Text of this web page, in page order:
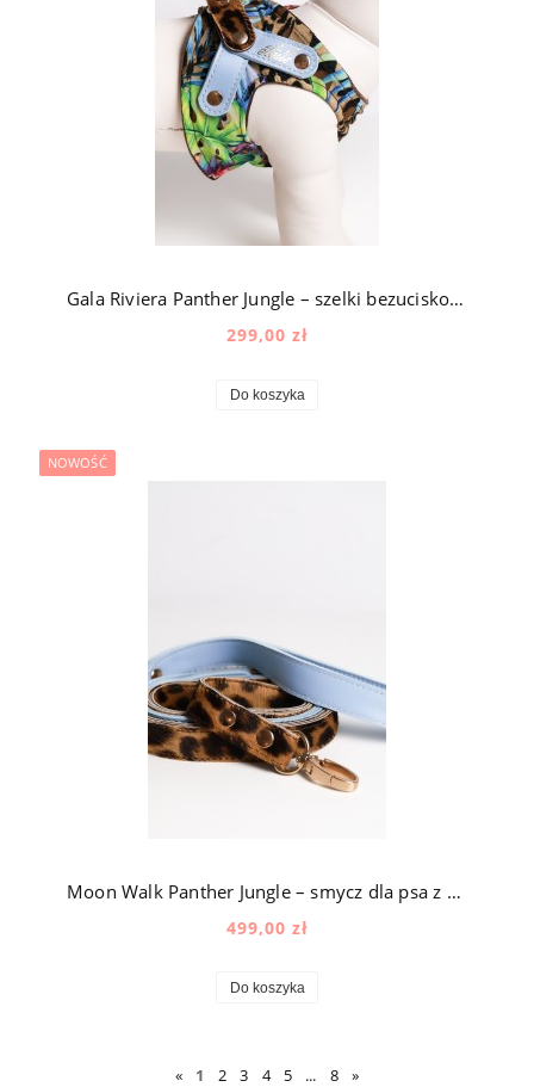
Gala Riviera Panther Jungle – szelki bezuciskowe dla psa jedwabne z aksamitem z naturalną skórą
299,00 zł
Do koszyka
Moon Walk Panther Jungle – smycz dla psa z naturalnej skóry z okuciami pozłacanymi 24k złotem
499,00 zł
Do koszyka
NOWOŚĆ
« 1 2 3 4 5 ... 8 »